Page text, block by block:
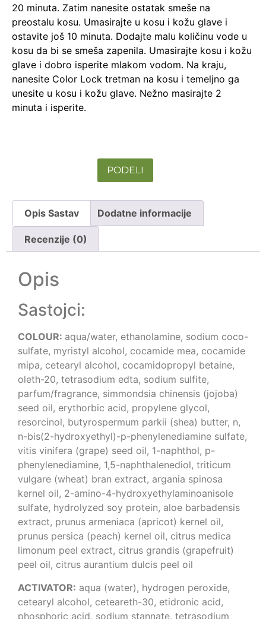
20 minuta. Zatim nanesite ostatak smeše na
preostalu kosu. Umasirajte u kosu i kožu glave i
ostavite još 10 minuta. Dodajte malu količinu vode u
kosu da bi se smeša zapenila. Umasirajte kosu i kožu
glave i dobro isperite mlakom vodom. Na kraju,
nanesite Color Lock tretman na kosu i temeljno ga
unesite u kosu i kožu glave. Nežno masirajte 2
minuta i isperite.
PODELI
Opis Sastav Dodatne informacije
Recenzije (0)
Opis
Sastojci:
COLOUR: aqua/water, ethanolamine, sodium coco-
sulfate, myristyl alcohol, cocamide mea, cocamide
mipa, cetearyl alcohol, cocamidopropyl betaine,
oleth-20, tetrasodium edta, sodium sulfite,
parfum/fragrance, simmondsia chinensis (jojoba)
seed oil, erythorbic acid, propylene glycol,
resorcinol, butyrospermum parkii (shea) butter, n,
n-bis(2-hydroxyethyl)-p-phenylenediamine sulfate,
vitis vinifera (grape) seed oil, 1-naphthol, p-
phenylenediamine, 1,5-naphthalenediol, triticum
vulgare (wheat) bran extract, argania spinosa
kernel oil, 2-amino-4-hydroxyethylaminoanisole
sulfate, hydrolyzed soy protein, aloe barbadensis
extract, prunus armeniaca (apricot) kernel oil,
prunus persica (peach) kernel oil, citrus medica
limonum peel extract, citrus grandis (grapefruit)
peel oil, citrus aurantium dulcis peel oil
ACTIVATOR: aqua (water), hydrogen peroxide,
cetearyl alcohol, ceteareth-30, etidronic acid,
phosphoric acid, sodium stannate, tetrasodium